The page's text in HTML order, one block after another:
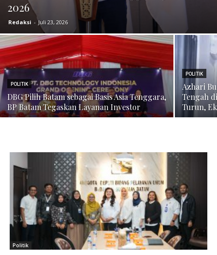
2026
Redaksi - Juli 23, 2026
POLITIK
DBG Pilih Batam sebagai Basis Asia Tenggara,
BP Batam Tegaskan Layanan Investor
POLITIK
Azhari
Tengah
Turun,
Politik